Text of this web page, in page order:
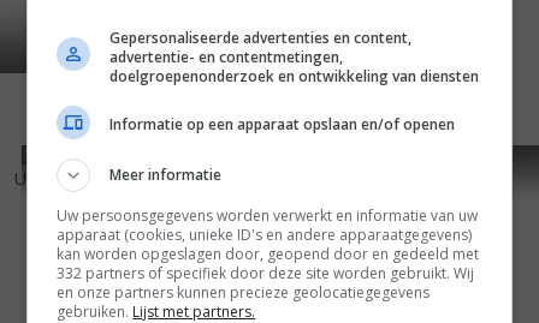
6,3
Undue Influence (1996)
Gepersonaliseerde advertenties en content,
advertentie- en contentmetingen,
doelgroepenonderzoek en ontwikkeling van diensten
Informatie op een apparaat opslaan en/of openen
Meer informatie
Uw persoonsgegevens worden verwerkt en informatie van uw
apparaat (cookies, unieke ID's en andere apparaatgegevens)
kan worden opgeslagen door, geopend door en gedeeld met
332 partners of specifiek door deze site worden gebruikt. Wij
en onze partners kunnen precieze geolocatiegegevens
gebruiken. Lijst met partners.